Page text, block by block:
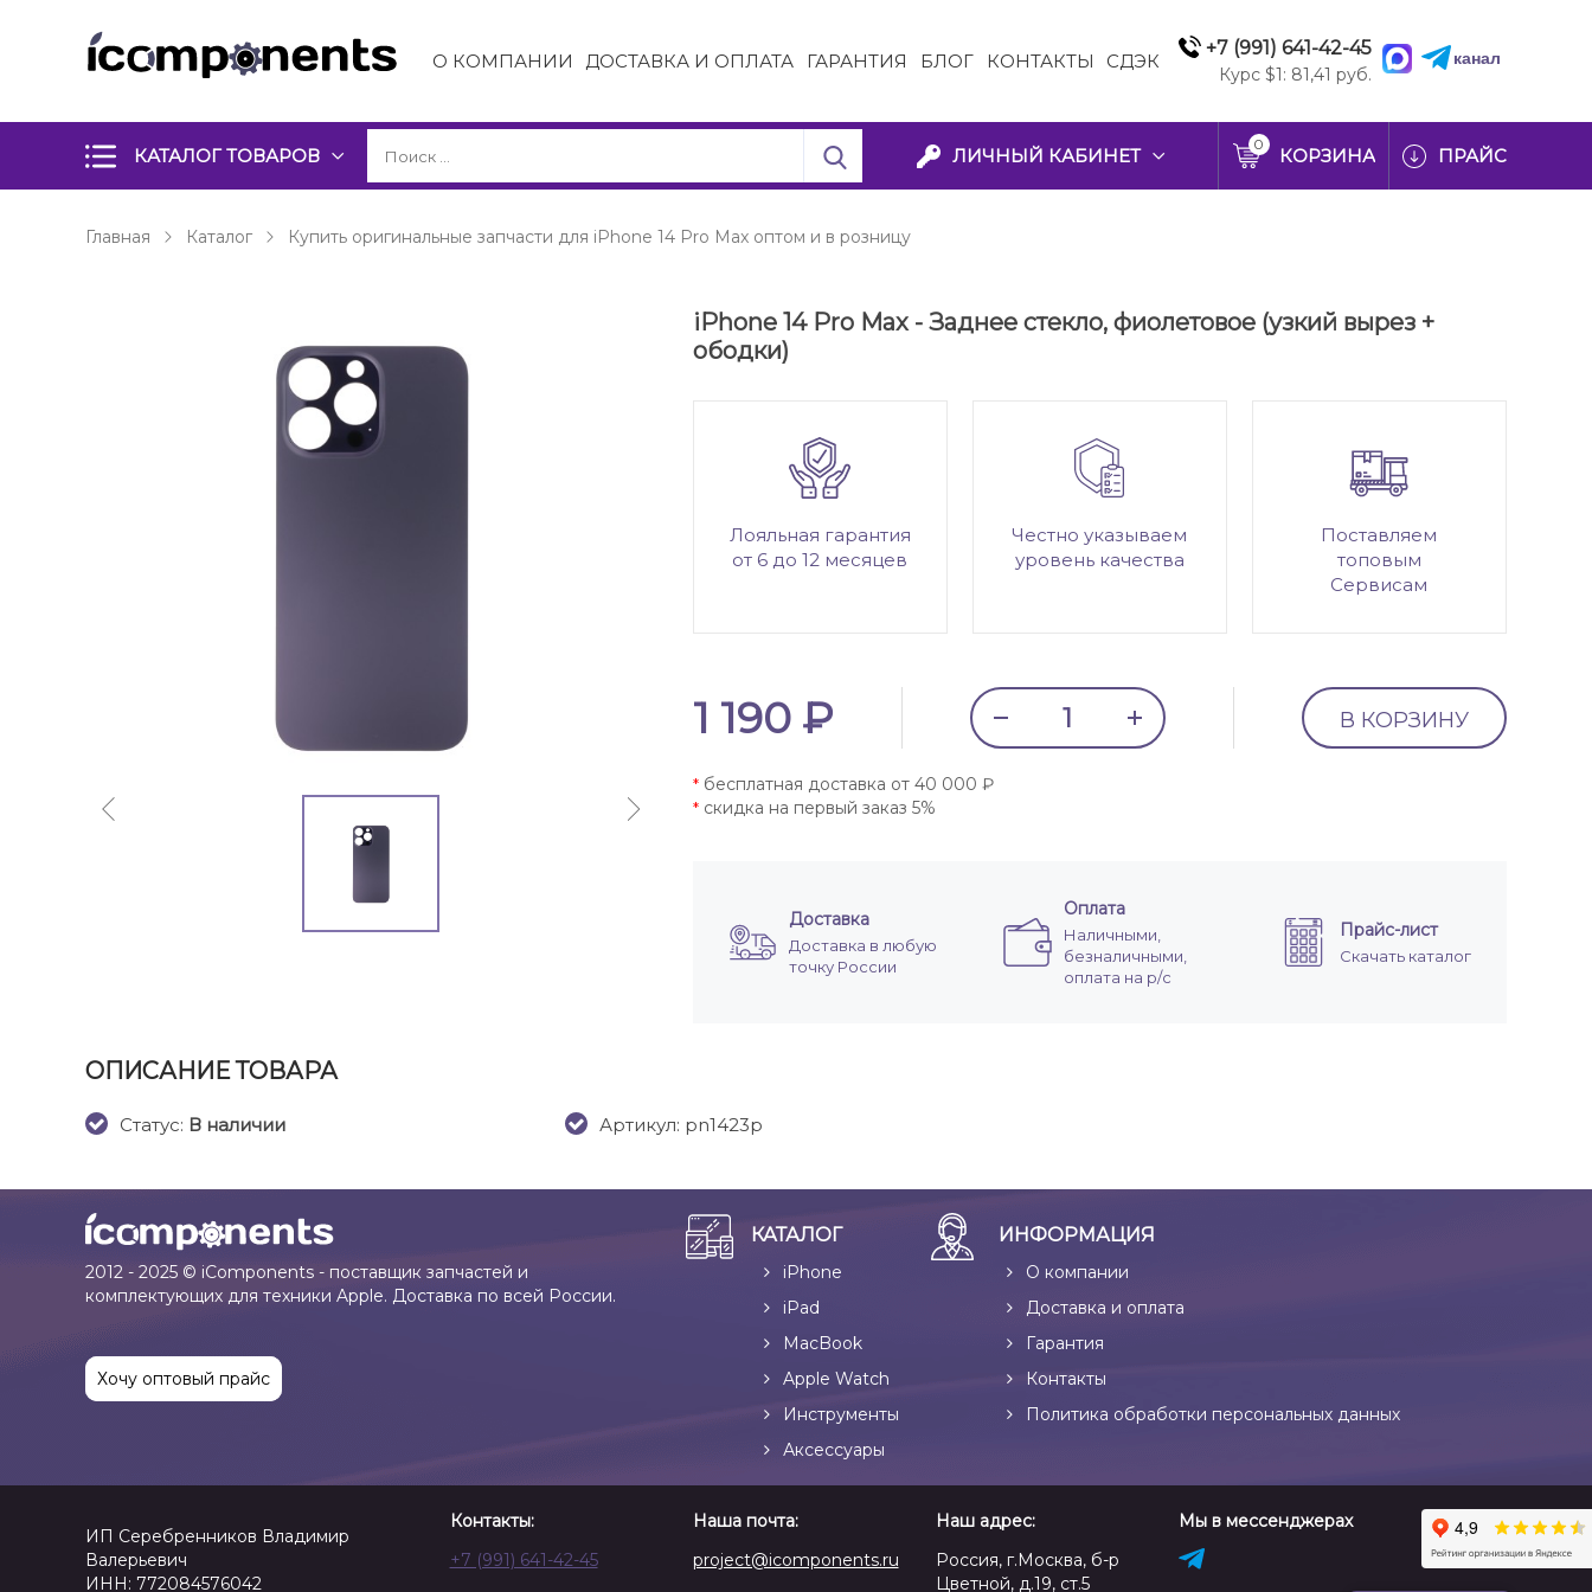
О КОМПАНИИ ДОСТАВКА И ОПЛАТА ГАРАНТИЯ БЛОГ КОНТАКТЫ СДЭК
+7 (991) 641-42-45
Курс $1: 81,41 руб.
канал
КАТАЛОГ ТОВАРОВ ЛИЧНЫЙ КАБИНЕТ
0
КОРЗИНА ПРАЙС
Главная Каталог Купить оригинальные запчасти для iPhone 14 Pro Max оптом и в розницу
iPhone 14 Pro Max - Заднее стекло, фиолетовое (узкий вырез +
ободки)
Лояльная гарантия
от 6 до 12 месяцев
Честно указываем
уровень качества
Поставляем
топовым
Сервисам
1 190 ₽ В КОРЗИНУ
*бесплатная доставка от 40 000 ₽
*скидка на первый заказ 5%
Доставка
Доставка в любую
точку России
Оплата
Наличными,
безналичными,
оплата на р/с
Прайс-лист
Скачать каталог
ОПИСАНИЕ ТОВАРА
Cтатус: В наличии Артикул: pn1423p
2012 - 2025 © iComponents - поставщик запчастей и
комплектующих для техники Apple. Доставка по всей России.
Хочу оптовый прайс
КАТАЛОГ
iPhone
iPad
MacBook
Apple Watch
Инструменты
Аксессуары
ИНФОРМАЦИЯ
О компании
Доставка и оплата
Гарантия
Контакты
Политика обработки персональных данных
ИП Серебренников Владимир
Валерьевич
ИНН: 772084576042
Контакты:
+7 (991) 641-42-45
Наша почта:
project@icomponents.ru
Наш адрес:
Россия, г.Москва, б-р
Цветной, д.19, ст.5
Мы в мессенджерах